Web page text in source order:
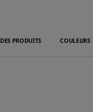
DES PRODUITS COULEURS